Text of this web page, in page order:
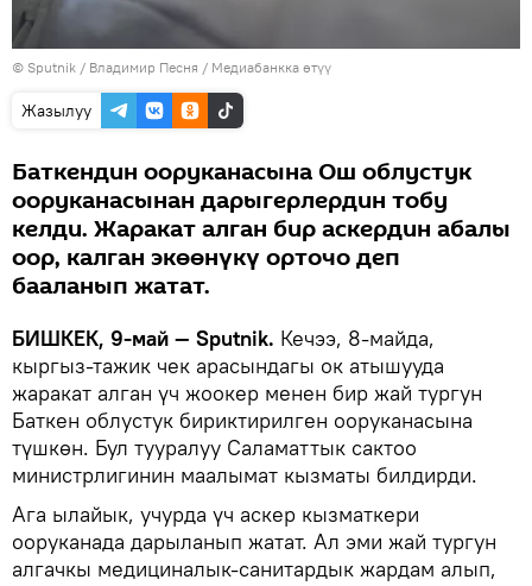
© Sputnik / Владимир Песня / Медиабанкка өтүү
Жазылуу
Баткендин ооруканасына Ош облустук
ооруканасынан дарыгерлердин тобу
келди. Жаракат алган бир аскердин абалы
оор, калган экөөнүкү орточо деп
бааланып жатат.
БИШКЕК, 9-май — Sputnik. Кечээ, 8-майда,
кыргыз-тажик чек арасындагы ок атышууда
жаракат алган үч жоокер менен бир жай тургун
Баткен облустук бириктирилген ооруканасына
түшкөн. Бул тууралуу Саламаттык сактоо
министрлигинин маалымат кызматы билдирди.
Ага ылайык, учурда үч аскер кызматкери
ооруканада дарыланып жатат. Ал эми жай тургун
алгачкы медициналык-санитардык жардам алып,